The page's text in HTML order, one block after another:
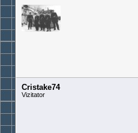
Cristake74
Vizitator